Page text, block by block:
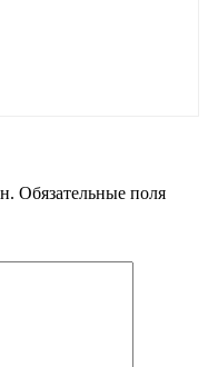
Обязательные поля